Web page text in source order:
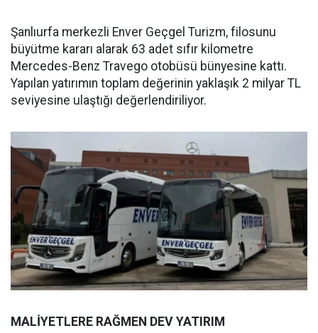
Şanlıurfa merkezli Enver Geçgel Turizm, filosunu
büyütme kararı alarak 63 adet sıfır kilometre
Mercedes-Benz Travego otobüsü bünyesine kattı.
Yapılan yatırımın toplam değerinin yaklaşık 2 milyar TL
seviyesine ulaştığı değerlendiriliyor.
MALİYETLERE RAĞMEN DEV YATIRIM